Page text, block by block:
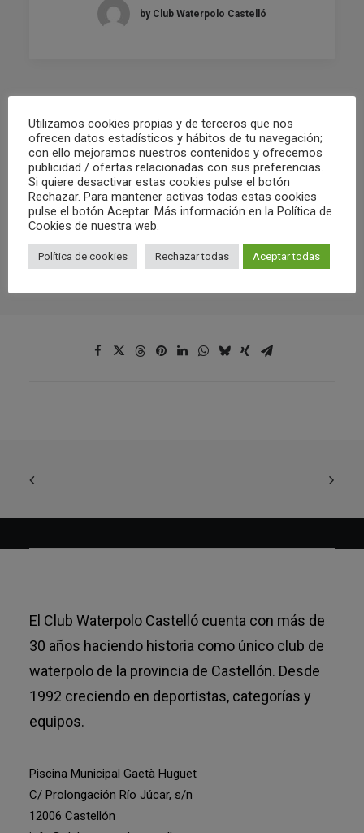
by Club Waterpolo Castelló
El Club Waterpolo Castelló cuenta con más de
30 años haciendo historia como único club de
waterpolo de la provincia de Castellón. Desde
1992 creciendo en deportistas, categorías y
equipos.
Piscina Municipal Gaetà Huguet
C/ Prolongación Río Júcar, s/n
12006 Castellón
Utilizamos cookies propias y de terceros que nos
ofrecen datos estadísticos y hábitos de tu navegación;
con ello mejoramos nuestros contenidos y ofrecemos
publicidad / ofertas relacionadas con sus preferencias.
Si quiere desactivar estas cookies pulse el botón
Rechazar. Para mantener activas todas estas cookies
pulse el botón Aceptar. Más información en la Política de
Cookies de nuestra web.
Política de cookies Rechazar todas Aceptar todas